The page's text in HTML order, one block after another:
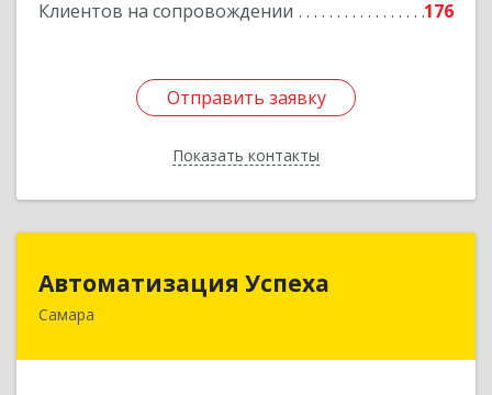
Клиентов на сопровождении 176
Отправить заявку
Показать контакты
Отправить заявку
Назад
Автоматизация Успеха
Самара